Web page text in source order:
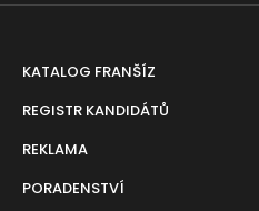
KATALOG FRANŠÍZ
REGISTR KANDIDÁTŮ
REKLAMA
PORADENSTVÍ